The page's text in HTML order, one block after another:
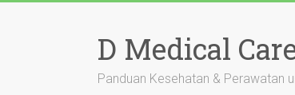
D Medical
Panduan Kesehatan & Perawatan